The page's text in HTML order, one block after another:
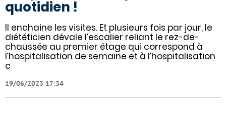
quotidien !
Il enchaine les visites. Et plusieurs fois par jour, le
diététicien dévale l’escalier reliant le rez-de-
chaussée au premier étage qui correspond à
l’hospitalisation de semaine et à l’hospitalisation
c
19/06/2023 17:34